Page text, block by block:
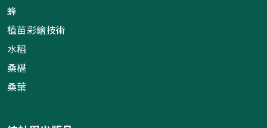
蜂
植苗彩繪技術
水稻
桑椹
桑葉